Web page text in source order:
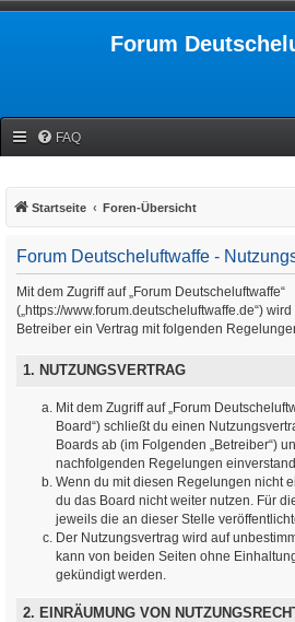
Forum
FAQ
Startseite Foren-Übersicht
Forum Deutscheluftwaffe -
Mit dem Zugriff auf „Forum Deutscheluftwaffe“
(„https://www.forum.deutscheluftwaffe.de“)
Betreiber ein Vertrag mit folgenden
1. NUTZUNGSVERTRAG
Mit dem Zugriff auf „Forum
Board“) schließt du einen
Boards ab (im Folgenden „Betreiber“)
nachfolgenden Regelungen
Wenn du mit diesen Regelungen nicht
du das Board nicht weiter nutzen. Für
jeweils die an dieser Stelle
Der Nutzungsvertrag wird auf
kann von beiden Seiten ohne
gekündigt werden.
2. EINRÄUMUNG VON